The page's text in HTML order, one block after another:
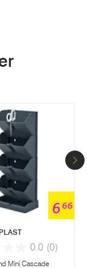
666
0.0 (0)
Mini Cascade